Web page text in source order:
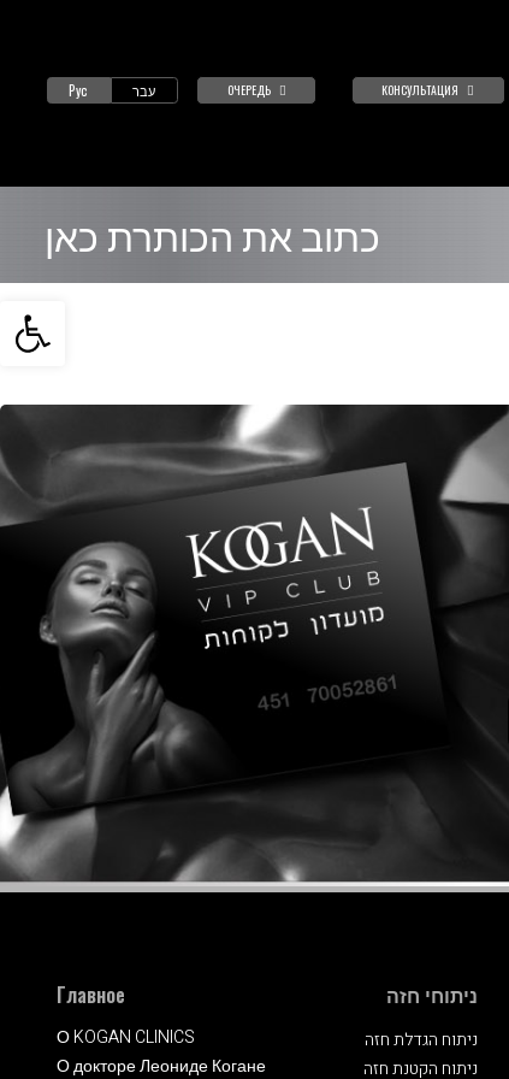
כתוב את הכותרת כאן
Главное
О KOGAN CLINICS
О докторе Леониде Когане
ניתוחי חזה
ניתוח הגדלת חזה
ניתוח הקטנת חזה
Open toolbar